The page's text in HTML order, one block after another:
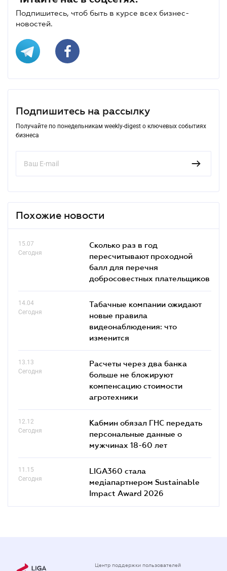
Подпишитесь, чтоб быть в курсе всех бизнес-
новостей.
Подпишитесь на рассылку
Получайте по понедельникам weekly-digest о ключевых событиях
бизнеса
Похожие новости
15.07
Сегодня
Сколько раз в год
пересчитывают проходной
балл для перечня
добросовестных плательщиков
14.04
Сегодня
Табачные компании ожидают
новые правила
видеонаблюдения: что
изменится
13.13
Сегодня
Расчеты через два банка
больше не блокируют
компенсацию стоимости
агротехники
12.12
Сегодня
Кабмин обязал ГНС передать
персональные данные о
мужчинах 18-60 лет
11.15
Сегодня
LIGA360 стала
медіапартнером Sustainable
Impact Award 2026
Центр поддержки пользователей